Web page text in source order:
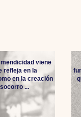
viene
refleja en la
en la creación
...